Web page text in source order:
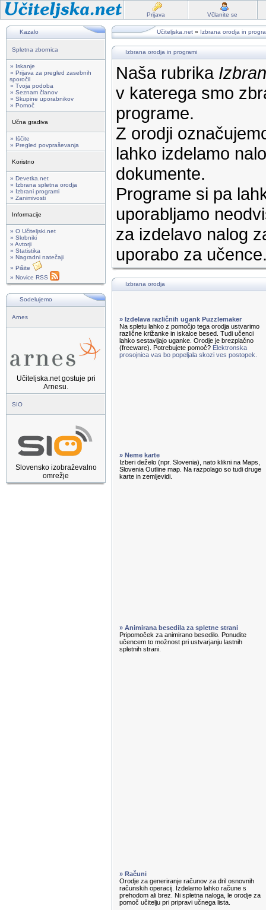
Prijava Včlanite se
Kazalo
Spletna zbornica
» Iskanje
» Prijava za pregled zasebnih
sporočil
» Tvoja podoba
» Seznam članov
» Skupine uporabnikov
» Pomoč
Učna gradiva
» Iščite
» Pregled povpraševanja
Koristno
» Devetka.net
» Izbrana spletna orodja
» Izbrani programi
» Zanimivosti
Informacije
» O Učiteljski.net
» Skrbniki
» Avtorji
» Statistika
» Nagradni natečaji
» Pišite
» Novice RSS
Sodelujemo
Arnes
Učiteljska.net gostuje pri
Arnesu.
SIO
Slovensko izobraževalno
omrežje
Učiteljska.net » Izbrana orodja in
Izbrana orodja in programi
Naša rubrika
v katerega smo
programe.
Z orodji
lahko izdelamo
dokumente.
Programe si pa
uporabljamo
za izdelavo nalog
uporabo za
Izbrana orodja
» Izdelava različnih ugank Puzzlemaker
Na spletu lahko z pomočjo tega orodja ustvarimo
različne križanke in iskalce besed. Tudi učenci
lahko sestavljajo uganke. Orodje je brezplačno
(freeware). Potrebujete pomoč? Elektronska
prosojnica vas bo popeljala skozi ves postopek.
» Neme karte
Izberi deželo (npr. Slovenia), nato klikni na Maps,
Slovenia Outline map. Na razpolago so tudi druge
karte in zemljevidi.
» Animirana besedila za spletne strani
Pripomoček za animirano besedilo. Ponudite
učencem to možnost pri ustvarjanju lastnih
spletnih strani.
» Računi
Orodje za generiranje računov za dril osnovnih
računskih operacij. Izdelamo lahko račune s
prehodom ali brez. Ni spletna naloga, le orodje za
pomoč učitelju pri pripravi učnega lista.